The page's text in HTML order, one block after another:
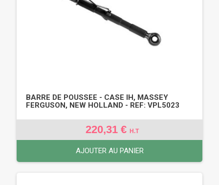
BARRE DE POUSSEE - CASE IH, MASSEY
FERGUSON, NEW HOLLAND - REF: VPL5023
220,31 € H.T
AJOUTER AU PANIER